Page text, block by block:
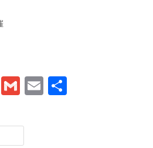
Gmail
Email
共